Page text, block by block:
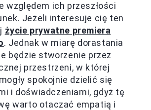
względem ich przeszłości
Jeżeli interesuje cię ten
życie prywatne premiera
. Jednak w miarę dorastania
będzie stworzenie przez
przestrzeni, w której
spokojnie dzielić się
i doświadczeniami, gdyż tę
warto otaczać empatią i